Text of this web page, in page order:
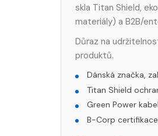
skla Titan Shield,
materiály) a B2B/
Důraz na
produktů.
Dánská značka,
Titan Shield
Green Power
B-Corp